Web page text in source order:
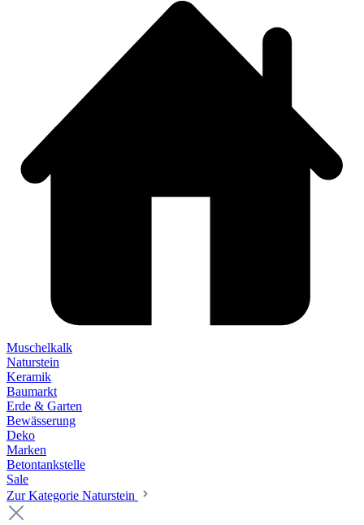
Muschelkalk
Naturstein
Keramik
Baumarkt
Erde & Garten
Bewässerung
Deko
Marken
Betontankstelle
Sale
Zur Kategorie Naturstein